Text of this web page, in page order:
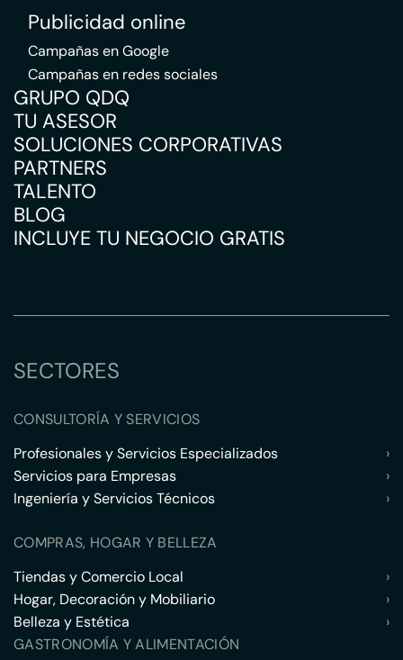
Publicidad online
Campañas en Google
Campañas en redes sociales
GRUPO QDQ
TU ASESOR
SOLUCIONES CORPORATIVAS
PARTNERS
TALENTO
BLOG
INCLUYE TU NEGOCIO GRATIS
SECTORES
CONSULTORÍA Y SERVICIOS
Profesionales y Servicios Especializados
›
Servicios para Empresas
›
Ingeniería y Servicios Técnicos
›
COMPRAS, HOGAR Y BELLEZA
Tiendas y Comercio Local
›
Hogar, Decoración y Mobiliario
›
Belleza y Estética
›
GASTRONOMÍA Y ALIMENTACIÓN